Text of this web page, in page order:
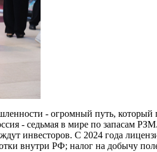
- огромный путь, который
- седьмая в мире по запасам
инвесторов. С 2024 года
внутри РФ; налог на добычу